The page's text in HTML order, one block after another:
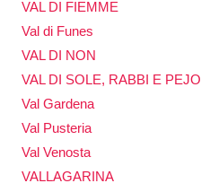
VAL DI FIEMME
Val di Funes
VAL DI NON
VAL DI SOLE, RABBI E PEJO
Val Gardena
Val Pusteria
Val Venosta
VALLAGARINA